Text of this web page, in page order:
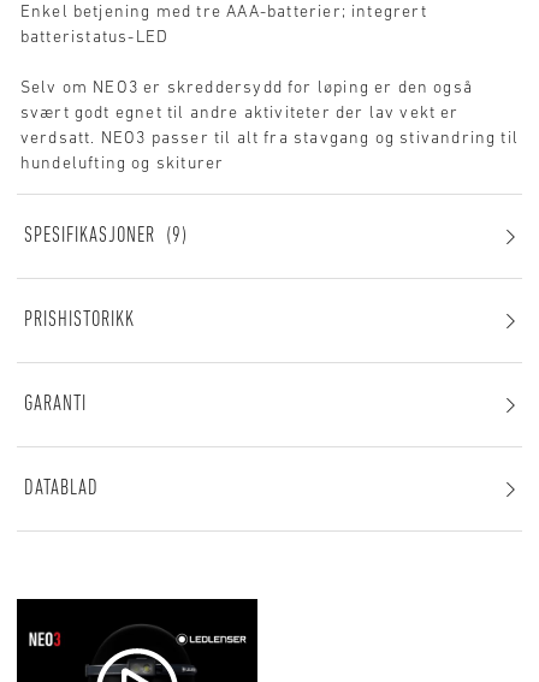
Enkel betjening med tre AAA-batterier; integrert
batteristatus-LED
Selv om NEO3 er skreddersydd for løping er den også
svært godt egnet til andre aktiviteter der lav vekt er
verdsatt. NEO3 passer til alt fra stavgang og stivandring til
hundelufting og skiturer
SPESIFIKASJONER 9
PRISHISTORIKK
GARANTI
DATABLAD